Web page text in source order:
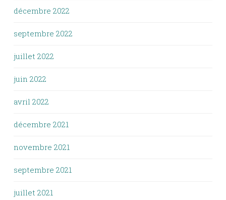
décembre 2022
septembre 2022
juillet 2022
juin 2022
avril 2022
décembre 2021
novembre 2021
septembre 2021
juillet 2021